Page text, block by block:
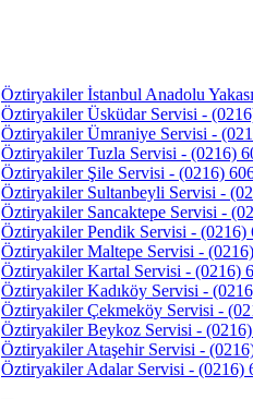
Öztiryakiler İstanbul Anadolu
Öztiryakiler Üsküdar Servisi -
Öztiryakiler Ümraniye Servisi -
Öztiryakiler Tuzla Servisi - (0216)
Öztiryakiler Şile Servisi - (0216)
Öztiryakiler Sultanbeyli Servisi -
Öztiryakiler Sancaktepe Servisi -
Öztiryakiler Pendik Servisi - (0216)
Öztiryakiler Maltepe Servisi -
Öztiryakiler Kartal Servisi - (0216)
Öztiryakiler Kadıköy Servisi -
Öztiryakiler Çekmeköy Servisi -
Öztiryakiler Beykoz Servisi -
Öztiryakiler Ataşehir Servisi -
Öztiryakiler Adalar Servisi - (0216)